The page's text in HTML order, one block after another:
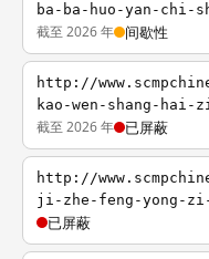
ba-ba-huo-yan-chi-
截至 2026 年 间歇性
http://
kao-wen-shang-hai-
截至 2026 年 已屏蔽
http://
ji-zhe-feng-yong-zi-
已屏蔽